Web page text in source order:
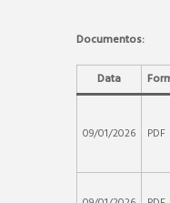
Documentos:
Data
09/01/2026 PDF